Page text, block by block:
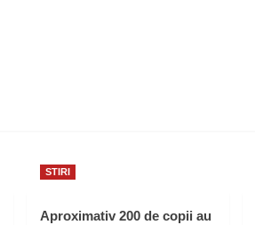
STIRI
Aproximativ 200 de copii au